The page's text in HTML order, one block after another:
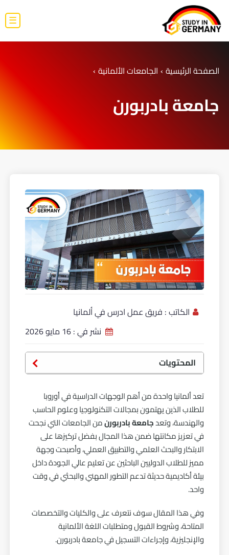
☰
الصفحة الرئيسية › الجامعات الألمانية ›
جامعة بادربورن
الكاتب : فريق عمل ادرس في ألمانيا
نشر في :16 مايو 2026
المحتويات
تعد ألمانيا واحدة من أهم الوجهات الدراسية في أوروبا
للطلاب الذين يهتمون بمجالات التكنولوجيا وعلوم الحاسب
والهندسة، وتعدجامعة بادربورنمن الجامعات التي نجحت
في تعزيز مكانتها ضمن هذا المجال بفضل تركيزها على
الابتكار والبحث العلمي والتطبيق العملي، وأصبحت وجهة
مميز للطلاب الدوليين الباحثين عن تعليم عالي الجودة داخل
بيئة أكاديمية حديثة تدعم التطور المهني والبحثي في وقت
واحد.
وفي هذا المقال سوف نتعرف على والكليات والتخصصات
المتاحة، وشروط القبول ومتطلبات اللغة الألمانية
والإنجليزية، وإجراءات التسجيل في جامعة بادربورن.